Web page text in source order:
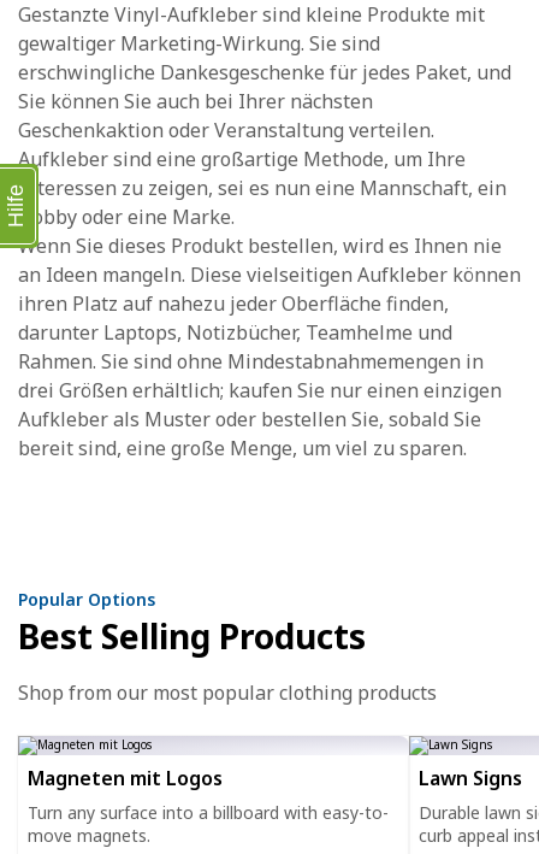
Gestanzte Vinyl-Aufkleber sind kleine Produkte mit
gewaltiger Marketing-Wirkung. Sie sind
erschwingliche Dankesgeschenke für jedes Paket, und
Sie können Sie auch bei Ihrer nächsten
Geschenkaktion oder Veranstaltung verteilen.
Aufkleber sind eine großartige Methode, um Ihre
Interessen zu zeigen, sei es nun eine Mannschaft, ein
Hobby oder eine Marke.
Wenn Sie dieses Produkt bestellen, wird es Ihnen nie
an Ideen mangeln. Diese vielseitigen Aufkleber können
ihren Platz auf nahezu jeder Oberfläche finden,
darunter Laptops, Notizbücher, Teamhelme und
Rahmen. Sie sind ohne Mindestabnahmemengen in
drei Größen erhältlich; kaufen Sie nur einen einzigen
Aufkleber als Muster oder bestellen Sie, sobald Sie
bereit sind, eine große Menge, um viel zu sparen.
Popular Options
Best Selling Products
Shop from our most popular clothing products
Magneten mit Logos
Turn any surface into a billboard with easy-to-
move magnets.
Lawn Signs
Durable lawn
curb appeal
Hilfe